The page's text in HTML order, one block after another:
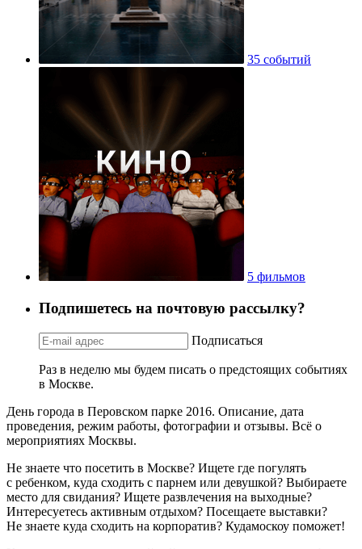
35 событий
5 фильмов
Подпишетесь на почтовую рассылку?
Подписаться
Раз в неделю мы будем писать о предстоящих событиях
в Москве.
День города в Перовском парке 2016. Описание, дата
проведения, режим работы, фотографии и отзывы. Всё о
мероприятиях Москвы.
Не знаете что посетить в Москве? Ищете где погулять
с ребенком, куда сходить с парнем или девушкой? Выбираете
место для свидания? Ищете развлечения на выходные?
Интересуетесь активным отдыхом? Посещаете выставки?
Не знаете куда сходить на корпоратив? Кудамоскоу поможет!